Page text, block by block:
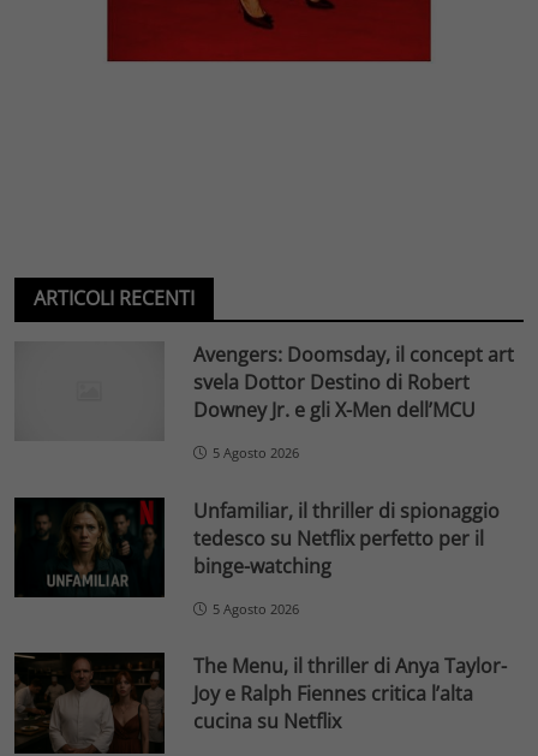
ARTICOLI RECENTI
Avengers: Doomsday, il concept art
svela Dottor Destino di Robert
Downey Jr. e gli X-Men dell’MCU
5 Agosto 2026
Unfamiliar, il thriller di spionaggio
tedesco su Netflix perfetto per il
binge-watching
5 Agosto 2026
The Menu, il thriller di Anya Taylor-
Joy e Ralph Fiennes critica l’alta
cucina su Netflix